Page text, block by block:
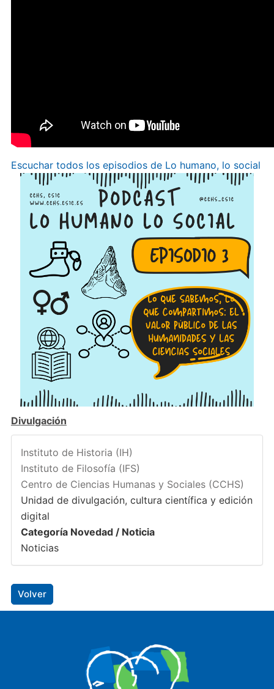
Escuchar todos los episodios de Lo humano, lo social
Divulgación
Instituto de Historia (IH)
Instituto de Filosofía (IFS)
Centro de Ciencias Humanas y Sociales (CCHS)
Unidad de divulgación, cultura científica y edición
digital
Categoría Novedad / Noticia
Noticias
Volver